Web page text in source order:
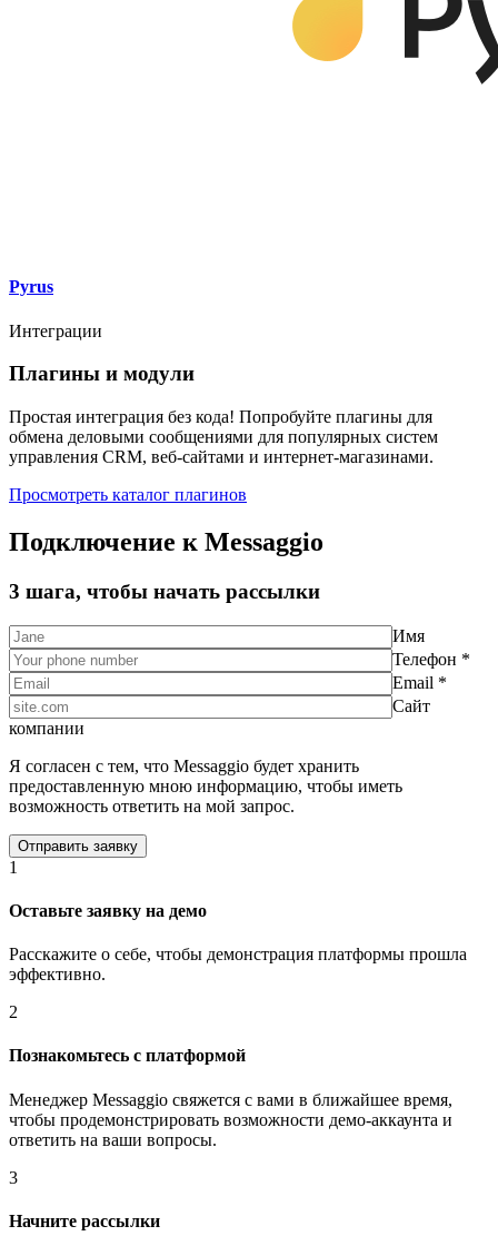
Pyrus
Интеграции
Плагины и модули
Простая интеграция без кода! Попробуйте плагины для
обмена деловыми сообщениями для популярных систем
управления CRM, веб-сайтами и интернет-магазинами.
Просмотреть каталог плагинов
Подключение к Messaggio
3 шага, чтобы начать рассылки
Имя
Телефон *
Email *
Сайт
компании
Я согласен с тем, что Messaggio будет хранить
предоставленную мною информацию, чтобы иметь
возможность ответить на мой запрос.
1
Оставьте заявку на демо
Расскажите о себе, чтобы демонстрация платформы прошла
эффективно.
2
Познакомьтесь с платформой
Менеджер Messaggio свяжется с вами в ближайшее время,
чтобы продемонстрировать возможности демо-аккаунта и
ответить на ваши вопросы.
3
Начните рассылки